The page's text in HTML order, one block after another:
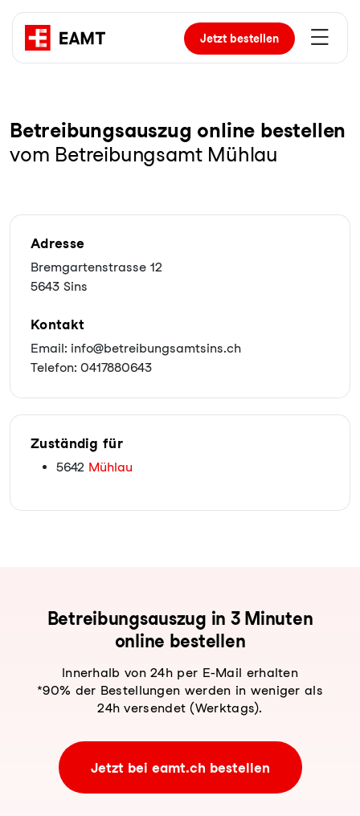
Jetztbestellen
Be­trei­bungs­aus­zug online bestellen
vom Betreibungsamt Mühlau
Adresse
Bremgartenstrasse 12
5643 Sins
Kontakt
Email: info@betreibungsamtsins.ch
Telefon: 0417880643
Zuständig für
5642 Mühlau
Be­trei­bungs­aus­zug in 3 Minuten
online bestellen
Innerhalb von 24h per E-Mail erhalten
*90% der Bestellungen werden in weniger als
24h versendet (Werktags).
Jetzt bei eamt.ch bestellen